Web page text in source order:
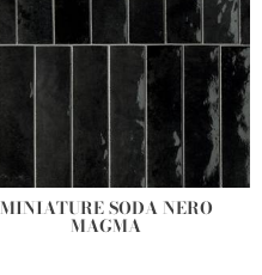
MINIATURE SODA NERO
MAGMA